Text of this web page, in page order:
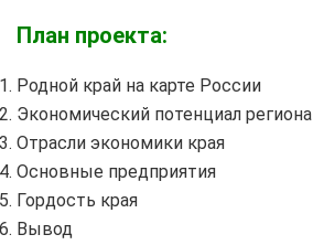
План проекта:
Родной край на карте России
Экономический потенциал региона
Отрасли экономики края
Основные предприятия
Гордость края
Вывод